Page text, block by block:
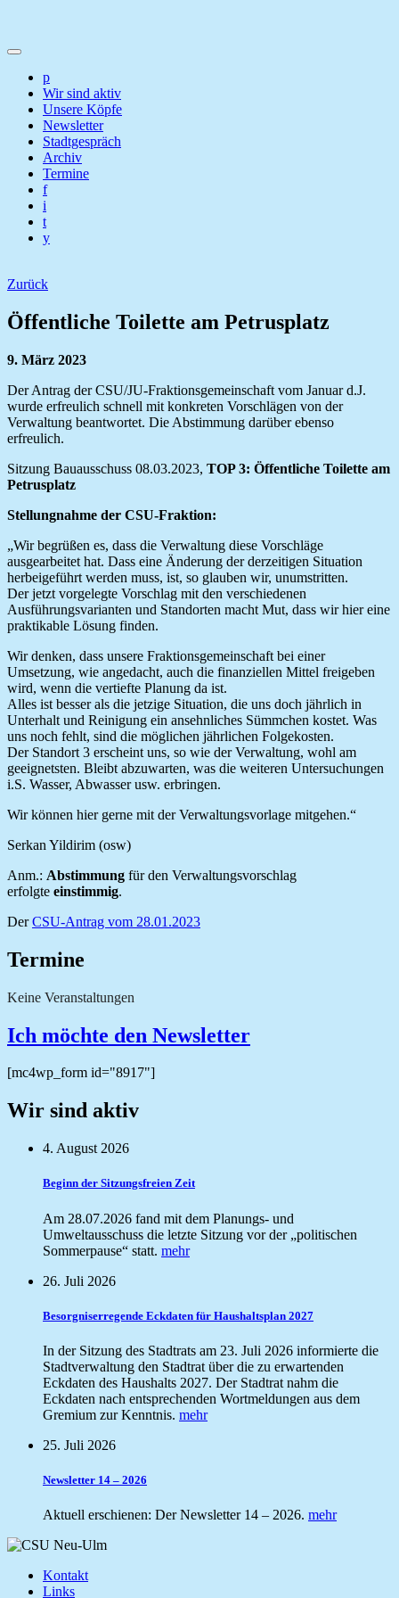
p
Wir sind aktiv
Unsere Köpfe
Newsletter
Stadtgespräch
Archiv
Termine
f
i
t
y
Zurück
Öffentliche Toilette am Petrusplatz
9. März 2023
Der Antrag der CSU/JU-Fraktionsgemeinschaft vom Januar d.J.
wurde erfreulich schnell mit konkreten Vorschlägen von der
Verwaltung beantwortet. Die Abstimmung darüber ebenso
erfreulich.
Sitzung Bauausschuss 08.03.2023, TOP 3: Öffentliche Toilette am
Petrusplatz
Stellungnahme der CSU-Fraktion:
„Wir begrüßen es, dass die Verwaltung diese Vorschläge
ausgearbeitet hat. Dass eine Änderung der derzeitigen Situation
herbeigeführt werden muss, ist, so glauben wir, unumstritten.
Der jetzt vorgelegte Vorschlag mit den verschiedenen
Ausführungsvarianten und Standorten macht Mut, dass wir hier eine
praktikable Lösung finden.
Wir denken, dass unsere Fraktionsgemeinschaft bei einer
Umsetzung, wie angedacht, auch die finanziellen Mittel freigeben
wird, wenn die vertiefte Planung da ist.
Alles ist besser als die jetzige Situation, die uns doch jährlich in
Unterhalt und Reinigung ein ansehnliches Sümmchen kostet. Was
uns noch fehlt, sind die möglichen jährlichen Folgekosten.
Der Standort 3 erscheint uns, so wie der Verwaltung, wohl am
geeignetsten. Bleibt abzuwarten, was die weiteren Untersuchungen
i.S. Wasser, Abwasser usw. erbringen.
Wir können hier gerne mit der Verwaltungsvorlage mitgehen.“
Serkan Yildirim (osw)
Anm.: Abstimmung für den Verwaltungsvorschlag
erfolgte einstimmig.
DerCSU-Antrag vom 28.01.2023
Termine
Keine Veranstaltungen
Ich möchte den Newsletter
[mc4wp_form id="8917"]
Wir sind aktiv
4. August 2026
Beginn der Sitzungsfreien Zeit
Am 28.07.2026 fand mit dem Planungs- und
Umweltausschuss die letzte Sitzung vor der „politischen
Sommerpause“ statt. mehr
26. Juli 2026
Besorgniserregende Eckdaten für Haushaltsplan 2027
In der Sitzung des Stadtrats am 23. Juli 2026 informierte die
Stadtverwaltung den Stadtrat über die zu erwartenden
Eckdaten des Haushalts 2027. Der Stadtrat nahm die
Eckdaten nach entsprechenden Wortmeldungen aus dem
Gremium zur Kenntnis. mehr
25. Juli 2026
Newsletter 14 – 2026
Aktuell erschienen: Der Newsletter 14 – 2026. mehr
Kontakt
Links